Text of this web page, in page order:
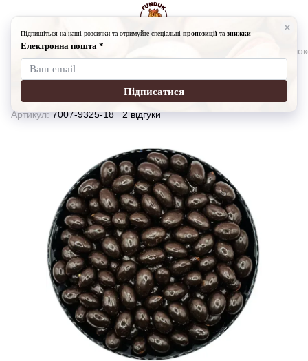
Сухофрукти та горіхи в шоколаді Сухофрукти та горіхи в
Драже Мигдаль в глазурі 1 кг (490
Артикул:7007-9325-18 2 відгуки